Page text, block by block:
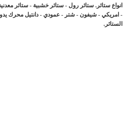
انواع ستائر. ستائر رول - ستائر خشبية - ستائر
- امريكي - شيفون - شتر - عمودي - دانتيل محرك
الستائر.